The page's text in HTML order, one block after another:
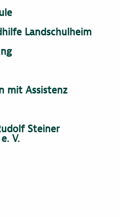
Landschulheim
mit Assistenz
Steiner
V.